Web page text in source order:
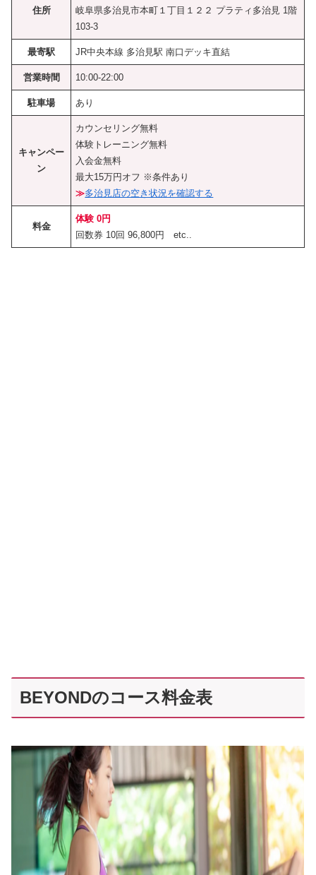
住所
岐阜県多治見市本町１丁目１２２ プラティ多治見 1階
103-3
最寄駅 JR中央本線 多治見駅 南口デッキ直結
営業時間 10:00-22:00
駐車場 あり
キャンペー
ン
カウンセリング無料
体験トレーニング無料
入会金無料
最大15万円オフ ※条件あり
≫多治見店の空き状況を確認する
料金
体験 0円
回数券 10回 96,800円 etc..
BEYONDのコース料金表